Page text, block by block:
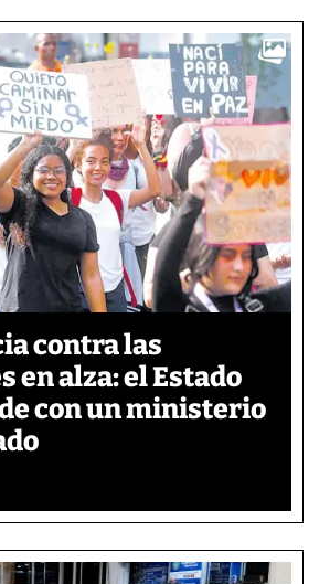
contra las
en alza: el Estado
con un ministerio